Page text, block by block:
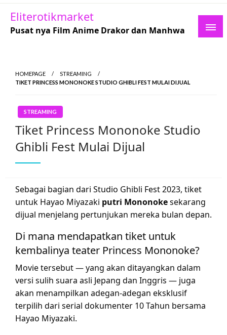
Skip
content
Eliterotikmarket
Pusat nya Film Anime Drakor dan Manhwa
HOMEPAGE
STREAMING
TIKET PRINCESS MONONOKE STUDIO GHIBLI FEST MULAI DIJUAL
STREAMING
Tiket Princess Mononoke Studio
Ghibli Fest Mulai Dijual
Sebagai bagian dari Studio Ghibli Fest 2023, tiket
untuk Hayao Miyazaki putri Mononokesekarang
dijual menjelang pertunjukan mereka bulan depan.
Di mana mendapatkan tiket untuk
kembalinya teater Princess Mononoke?
Movie tersebut — yang akan ditayangkan dalam
versi sulih suara asli Jepang dan Inggris — juga
akan menampilkan adegan-adegan eksklusif
terpilih dari serial dokumenter 10 Tahun bersama
Hayao Miyazaki.